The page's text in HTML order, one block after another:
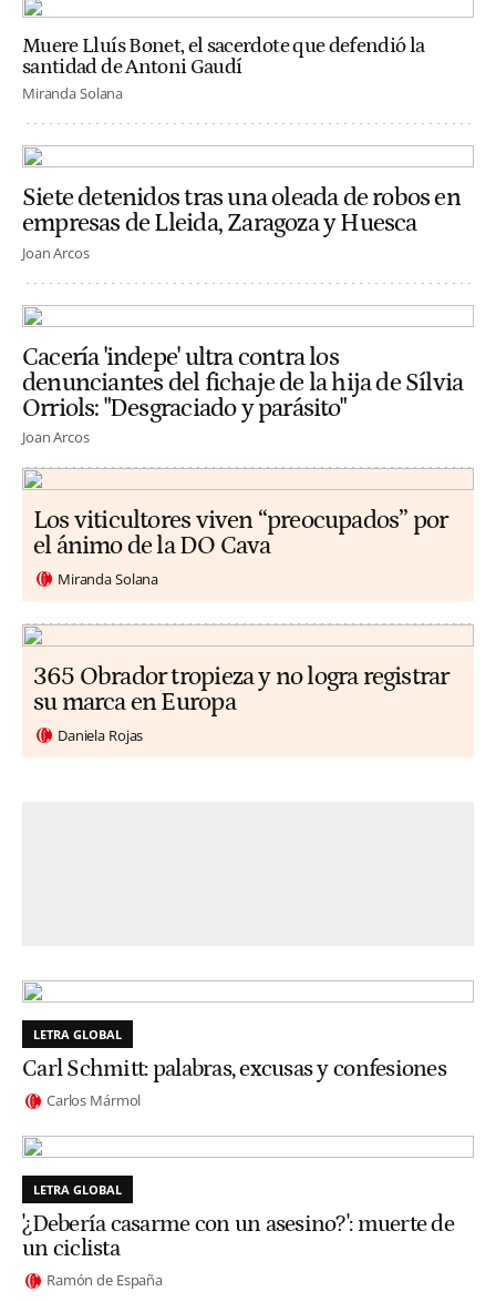
Muere Lluís Bonet, el sacerdote que defendió la
santidad de Antoni Gaudí
Miranda Solana
Siete detenidos tras una oleada de robos en
empresas de Lleida, Zaragoza y Huesca
Joan Arcos
Cacería 'indepe' ultra contra los
denunciantes del fichaje de la hija de Sílvia
Orriols: "Desgraciado y parásito"
Joan Arcos
Los viticultores viven “preocupados” por
el ánimo de la DO Cava
Miranda Solana
365 Obrador tropieza y no logra registrar
su marca en Europa
Daniela Rojas
LETRA GLOBAL
Carl Schmitt: palabras, excusas y confesiones
Carlos Mármol
LETRA GLOBAL
'¿Debería casarme con un asesino?': muerte de
un ciclista
Ramón de España